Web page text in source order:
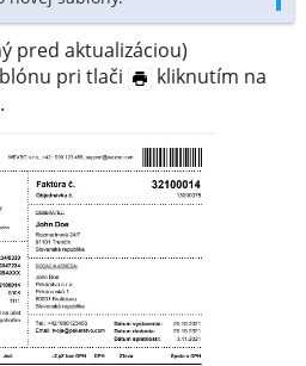
pred aktualizáciou)
pri tlači
kliknutím na